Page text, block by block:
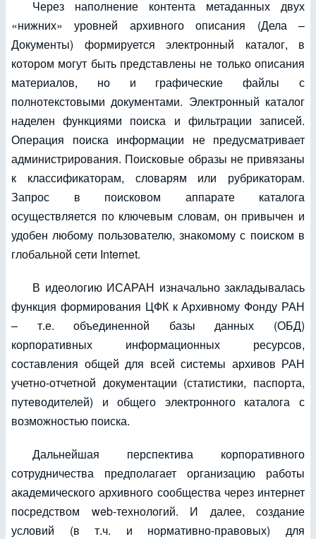
Через наполнение контента метаданных двух
«нижних» уровней архивного описания (Дела –
Документы) формируется электронный каталог, в
котором могут быть представлены не только описания
материалов, но и графические файлы с
полнотекстовыми документами. Электронный каталог
наделен функциями поиска и фильтрации записей.
Операция поиска информации не предусматривает
администрирования. Поисковые образы не привязаны
к классификаторам, словарям или рубрикаторам.
Запрос в поисковом аппарате каталога
осуществляется по ключевым словам, он привычен и
удобен любому пользователю, знакомому с поиском в
глобальной сети Internet.
В идеологию ИСАРАН изначально закладывалась
функция формирования ЦФК к Архивному Фонду РАН
– т.е. объединенной базы данных (ОБД)
корпоративных информационных ресурсов,
составления общей для всей системы архивов РАН
учетно-отчетной документации (статистики, паспорта,
путеводителей) и общего электронного каталога с
возможностью поиска.
Дальнейшая перспектива корпоративного
сотрудничества предполагает организацию работы
академического архивного сообщества через интернет
посредством web-технологий. И далее, создание
условий (в т.ч. и нормативно-правовых) для